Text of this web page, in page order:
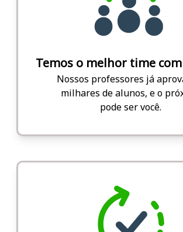
Temos o melhor time
Nossos professores já
milhares de alunos, e o
pode ser você.